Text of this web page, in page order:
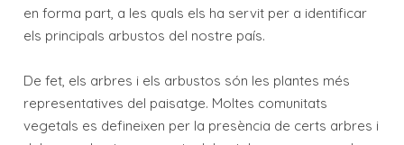
en forma part, a les quals els ha servit per a identificar
els principals arbustos del nostre país.
De fet, els arbres i els arbustos són les plantes més
representatives del paisatge. Moltes comunitats
vegetals es defineixen per la presència de certs arbres i